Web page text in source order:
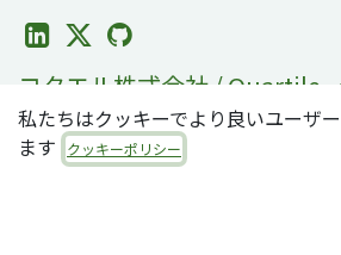
コタエル株式会社 / Quartile
コタエルは日本および世界各地のお
援しています。
Odooは2800万人のユーザが利用す
オープンソースビジネスアプリ/ERP
私たちはクッキーでより良いユーザ
ます
クッキーポリシー